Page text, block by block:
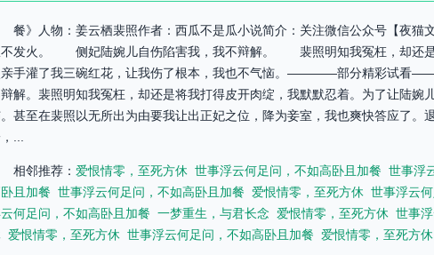
餐》人物：姜云栖裴照作者：西瓜不是瓜小说简介：关注微信公众号【
不发火。 侧妃陆婉儿自伤陷害我，我不辩解。 裴照明知我冤枉，却还
亲手灌了我三碗红花，让我伤了根本，我也不气恼。————部分精彩试看
解。裴照明知我冤枉，却还是将我打得皮开肉绽，我默默忍着。为了让陆
甚至在裴照以无所出为由要我让出正妃之位，降为妾室，我也爽快答应了
...
相邻推荐： 爱恨情零，至死方休 世事浮云何足问，不如高卧且加餐 世事浮
且加餐 世事浮云何足问，不如高卧且加餐 爱恨情零，至死方休 世事浮云
何足问，不如高卧且加餐 一梦重生，与君长念 爱恨情零，至死方休 世事
爱恨情零，至死方休 世事浮云何足问，不如高卧且加餐 爱恨情零，至死方休